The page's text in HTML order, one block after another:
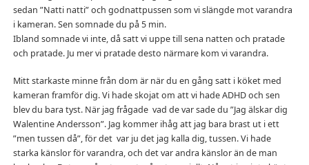
sedan ”Natti natti” och godnattpussen som vi slängde mot varandra
i kameran. Sen somnade du på 5 min.
Ibland somnade vi inte, då satt vi uppe till sena natten och pratade
och pratade. Ju mer vi pratade desto närmare kom vi varandra.
Mitt starkaste minne från dom är när du en gång satt i köket med
kameran framför dig. Vi hade skojat om att vi hade ADHD och sen
blev du bara tyst. När jag frågade vad de var sade du ”Jag älskar dig
Walentine Andersson”. Jag kommer ihåg att jag bara brast ut i ett
”men tussen då”, för det var ju det jag kalla dig, tussen. Vi hade
starka känslor för varandra, och det var andra känslor än de man